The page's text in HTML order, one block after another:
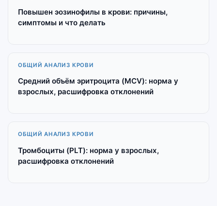
Повышен эозинофилы в крови: причины,
симптомы и что делать
ОБЩИЙ АНАЛИЗ КРОВИ
Средний объём эритроцита (MCV): норма у
взрослых, расшифровка отклонений
ОБЩИЙ АНАЛИЗ КРОВИ
Тромбоциты (PLT): норма у взрослых,
расшифровка отклонений